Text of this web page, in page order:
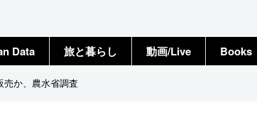
Data 旅と暮らし 動画/Live Books
か、農水省調査